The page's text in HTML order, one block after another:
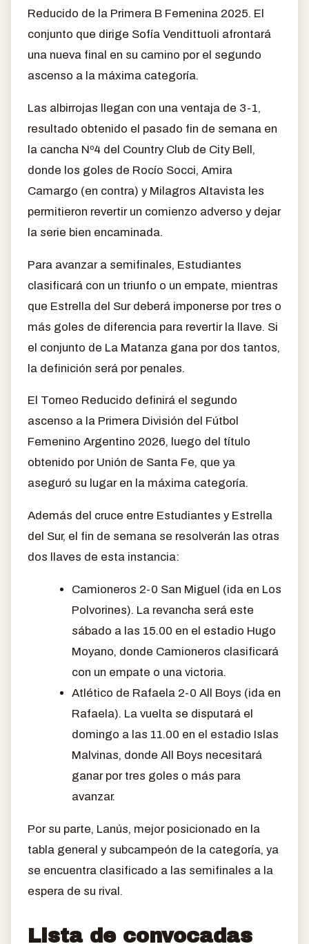
Reducido de la Primera B Femenina 2025. El
conjunto que dirige Sofía Vendittuoli afrontará
una nueva final en su camino por el segundo
ascenso a la máxima categoría.
Las albirrojas llegan con una ventaja de 3-1,
resultado obtenido el pasado fin de semana en
la cancha Nº4 del Country Club de City Bell,
donde los goles de Rocío Socci, Amira
Camargo (en contra) y Milagros Altavista les
permitieron revertir un comienzo adverso y dejar
la serie bien encaminada.
Para avanzar a semifinales, Estudiantes
clasificará con un triunfo o un empate, mientras
que Estrella del Sur deberá imponerse por tres o
más goles de diferencia para revertir la llave. Si
el conjunto de La Matanza gana por dos tantos,
la definición será por penales.
El Torneo Reducido definirá el segundo
ascenso a la Primera División del Fútbol
Femenino Argentino 2026, luego del título
obtenido por Unión de Santa Fe, que ya
aseguró su lugar en la máxima categoría.
Además del cruce entre Estudiantes y Estrella
del Sur, el fin de semana se resolverán las otras
dos llaves de esta instancia:
Camioneros 2-0 San Miguel (ida en Los
Polvorines). La revancha será este
sábado a las 15.00 en el estadio Hugo
Moyano, donde Camioneros clasificará
con un empate o una victoria.
Atlético de Rafaela 2-0 All Boys (ida en
Rafaela). La vuelta se disputará el
domingo a las 11.00 en el estadio Islas
Malvinas, donde All Boys necesitará
ganar por tres goles o más para
avanzar.
Por su parte, Lanús, mejor posicionado en la
tabla general y subcampeón de la categoría, ya
se encuentra clasificado a las semifinales a la
espera de su rival.
Lista de convocadas